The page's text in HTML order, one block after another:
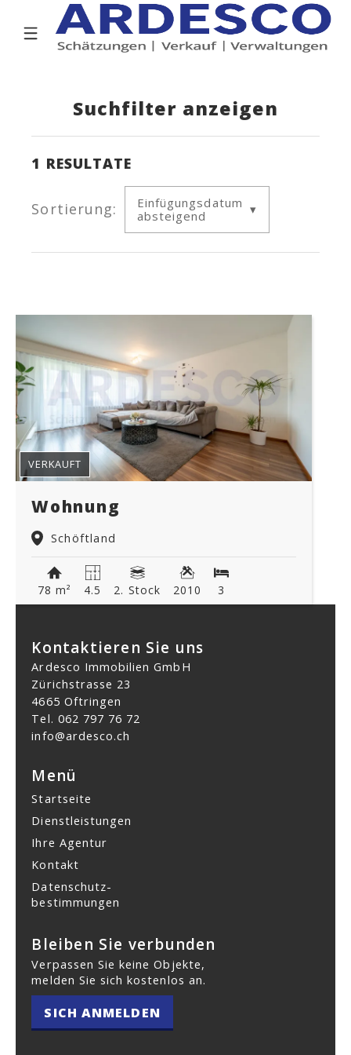
Suchfilter anzeigen
1 RESULTATE
Sortierung:
Einfügungsdatum
absteigend
Wohnung
Schöftland
VERKAUFT
78 m² 4.5 2. Stock 2010 3
Kontaktieren Sie uns
Ardesco Immobilien GmbH
Zürichstrasse 23
4665 Oftringen
Tel. 062 797 76 72
info@ardesco.ch
Menü
Startseite
Dienstleistungen
Ihre Agentur
Kontakt
Datenschutz­
bestimmungen
Bleiben Sie verbunden
Verpassen Sie keine Objekte,
melden Sie sich kostenlos an.
SICH ANMELDEN